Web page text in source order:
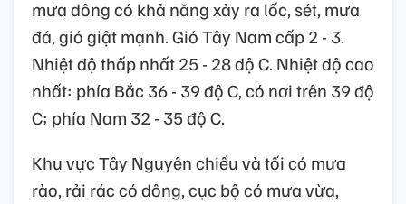
mưa dông có khả năng xảy ra lốc, sét, mưa
đá, gió giật mạnh. Gió Tây Nam cấp 2 - 3.
Nhiệt độ thấp nhất 25 - 28 độ C. Nhiệt độ cao
nhất: phía Bắc 36 - 39 độ C, có nơi trên 39 độ
C; phía Nam 32 - 35 độ C.
Khu vực Tây Nguyên chiều và tối có mưa
rào, rải rác có dông, cục bộ có mưa vừa,